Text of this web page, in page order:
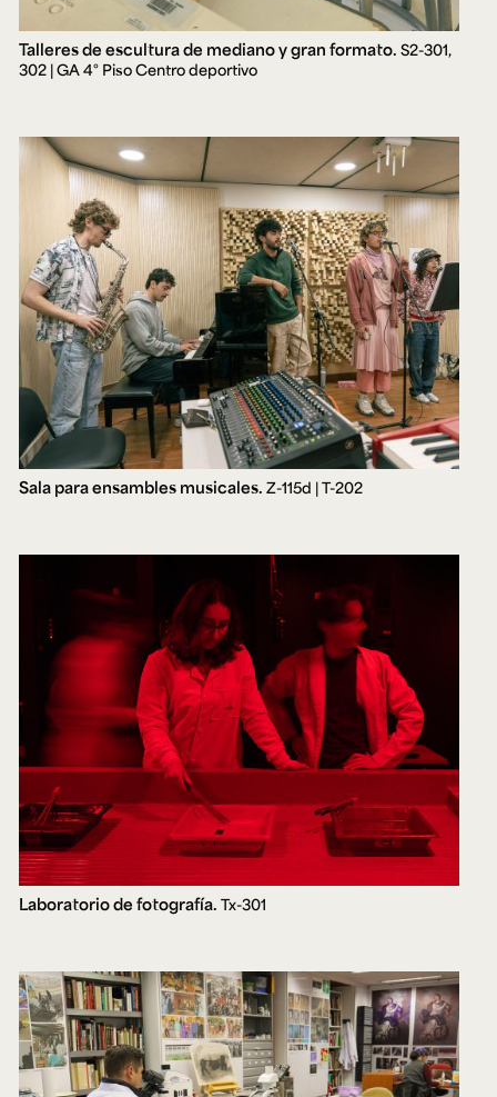
Talleres de escultura de mediano y gran formato. S2-301,
302 | GA 4° Piso Centro deportivo
Sala para ensambles musicales. Z-115d | T-202
Laboratorio de fotografía. Tx-301